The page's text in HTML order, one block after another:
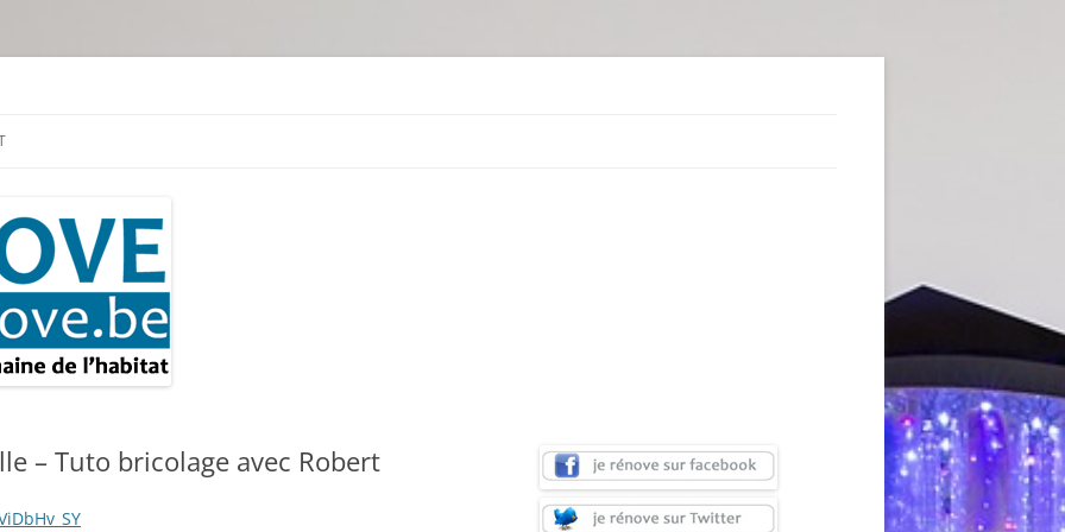
– Tuto bricolage avec Robert